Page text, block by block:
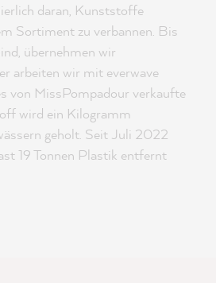
daran, Kunststoffe
Sortiment zu verbannen. Bis
übernehmen wir
arbeiten wir mit everwave
von MissPompadour verkaufte
wird ein Kilogramm
geholt. Seit Juli 2022
19 Tonnen Plastik entfernt